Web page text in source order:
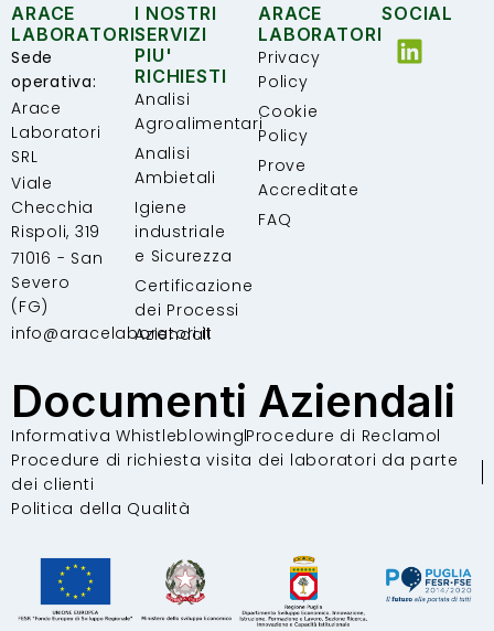
ARACE
LABORATORI
Sede
operativa:
Arace
Laboratori
SRL
Viale
Checchia
Rispoli, 319
71016 - San
Severo
(FG)
info@aracelaboratori.it
I NOSTRI
SERVIZI
PIU'
RICHIESTI
Analisi
Agroalimentari
Analisi
Ambietali
Igiene
industriale
e Sicurezza
Certificazione
dei Processi
Aziendali
ARACE
LABORATORI
Privacy
Policy
Cookie
Policy
Prove
Accreditate
FAQ
SOCIAL
Documenti Aziendali
Informativa WhistleblowingProcedure di Reclamo
Procedure di richiesta visita dei laboratori da parte
dei clienti
Politica della Qualità